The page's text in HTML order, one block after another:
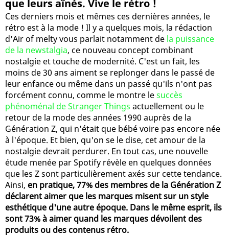
que leurs aînés. Vive le rétro !
Ces derniers mois et mêmes ces dernières années, le
rétro est à la mode ! Il y a quelques mois, la rédaction
d'Air of melty vous parlait notamment de la puissance
de la newstalgia, ce nouveau concept combinant
nostalgie et touche de modernité. C'est un fait, les
moins de 30 ans aiment se replonger dans le passé de
leur enfance ou même dans un passé qu'ils n'ont pas
forcément connu, comme le montre lesuccès
phénoménal de Stranger Things actuellement ou le
retour de la mode des années 1990 auprès de la
Génération Z, qui n'était que bébé voire pas encore née
à l'époque. Et bien, qu'on se le dise, cet amour de la
nostalgie devrait perdurer. En tout cas, une nouvelle
étude menée par Spotify révèle en quelques données
que les Z sont particulièrement axés sur cette tendance.
Ainsi, en pratique, 77% des membres de la Génération Z
déclarent aimer que les marques misent sur un style
esthétique d'une autre époque. Dans le même esprit, ils
sont 73% à aimer quand les marques dévoilent des
produits ou des contenus rétro.